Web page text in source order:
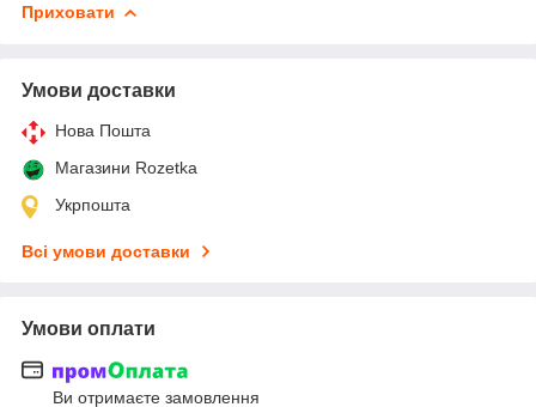
Приховати
Умови доставки
Нова Пошта
Магазини Rozetka
Укрпошта
Всі умови доставки
Умови оплати
Ви отримаєте замовлення